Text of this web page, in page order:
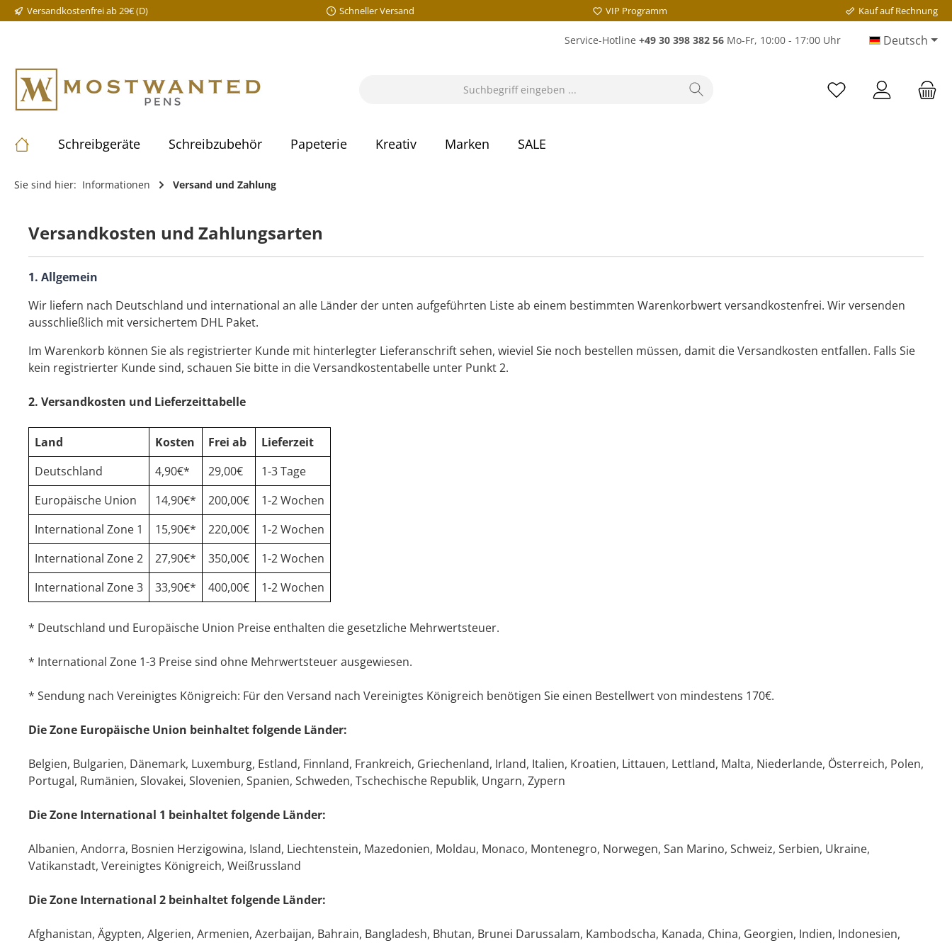
Versandkostenfrei ab 29€ (D) Schneller Versand VIP Programm Kauf auf Rechnung
Service-Hotline +49 30 398 382 56 Mo-Fr, 10:00 - 17:00 Uhr Deutsch
Schreibgeräte Schreibzubehör Papeterie Kreativ Marken SALE
Sie sind hier: Informationen Versand und Zahlung
Versandkosten und Zahlungsarten
1. Allgemein
Wir liefern nach Deutschland und international an alle Länder der unten aufgeführten Liste ab einem bestimmten Warenkorbwert versandkostenfrei. Wir versenden
ausschließlich mit versichertem DHL Paket.
Im Warenkorb können Sie als registrierter Kunde mit hinterlegter Lieferanschrift sehen, wieviel Sie noch bestellen müssen, damit die Versandkosten entfallen. Falls Sie
kein registrierter Kunde sind, schauen Sie bitte in die Versandkostentabelle unter Punkt 2.
2. Versandkosten und Lieferzeittabelle
Land Kosten Frei ab
Lieferzeit
Deutschland
4,90€* 29,00€
1-3 Tage
Europäische Union
14,90€* 200,00€
1-2 Wochen
International Zone 1
15,90€* 220,00€
1-2 Wochen
International Zone 2
27,90€* 350,00€
1-2 Wochen
International Zone 3
33,90€* 400,00€ 1-2 Wochen
* Deutschland und Europäische Union Preise enthalten die gesetzliche Mehrwertsteuer.
* International Zone 1-3 Preise sind ohne Mehrwertsteuer ausgewiesen.
* Sendung nach Vereinigtes Königreich: Für den Versand nach Vereinigtes Königreich benötigen Sie einen Bestellwert von mindestens 170€.
Die Zone Europäische Union beinhaltet folgende Länder:
Belgien, Bulgarien, Dänemark, Luxemburg, Estland, Finnland, Frankreich, Griechenland, Irland, Italien, Kroatien, Littauen, Lettland, Malta, Niederlande, Österreich, Polen,
Portugal, Rumänien, Slovakei, Slovenien, Spanien, Schweden, Tschechische Republik, Ungarn, Zypern
Die Zone International 1 beinhaltet folgende Länder:
Albanien, Andorra, Bosnien Herzigowina, Island, Liechtenstein, Mazedonien, Moldau, Monaco, Montenegro, Norwegen, San Marino, Schweiz, Serbien, Ukraine,
Vatikanstadt, Vereinigtes Königreich, Weißrussland
Die Zone International 2 beinhaltet folgende Länder:
Afghanistan, Ägypten, Algerien, Armenien, Azerbaijan, Bahrain, Bangladesh, Bhutan, Brunei Darussalam, Kambodscha, Kanada, China, Georgien, Indien, Indonesien,